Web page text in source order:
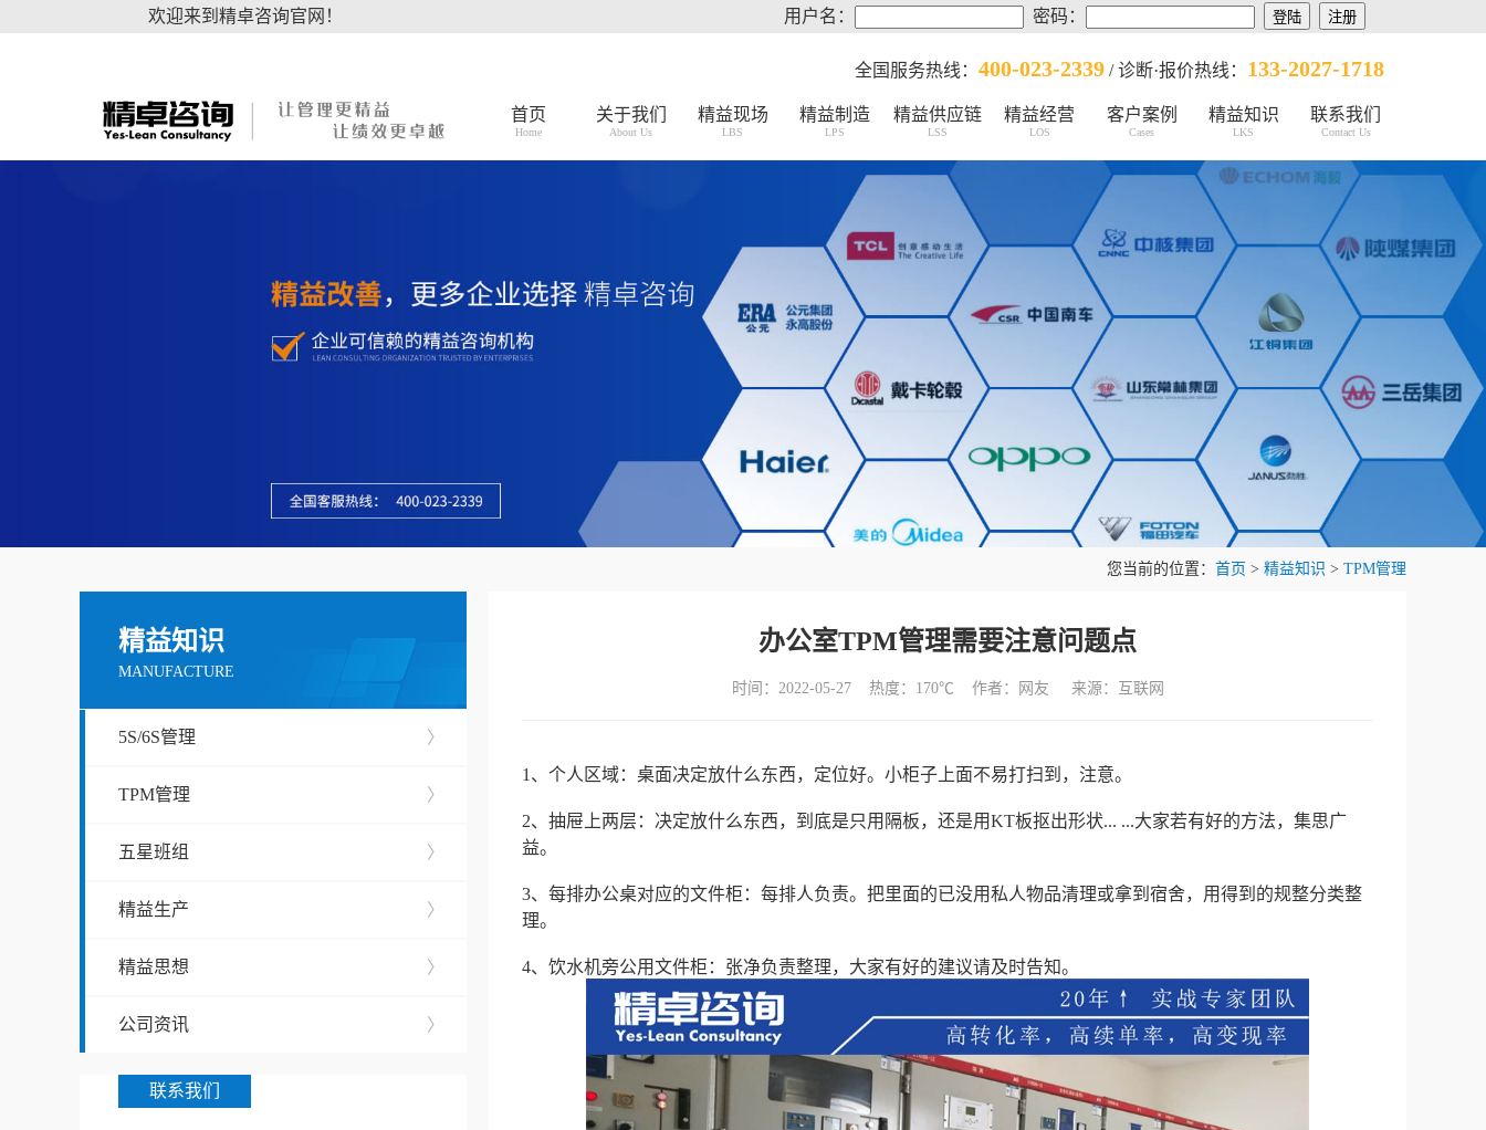
欢迎来到精卓咨询官网！ 用户名： 密码：
全国服务热线： 400-023-2339 / 诊断·报价热线： 133-2027-1718
首页
Home
关于我们
About Us
精益现场
LBS
精益制造
LPS
精益供应链
LSS
精益经营
LOS
客户案例
Cases
精益知识
LKS
联系我们
Contact Us
您当前的位置： 首页 > 精益知识 > TPM管理
精益知识
MANUFACTURE
5S/6S管理 〉
TPM管理 〉
五星班组 〉
精益生产 〉
精益思想 〉
公司资讯 〉
联系我们
办公室TPM管理需要注意问题点
时间：2022-05-27 热度： 170℃ 作者：网友 来源：互联网
1、个人区域：桌面决定放什么东西，定位好。小柜子上面不易打扫到，注意。
2、抽屉上两层：决定放什么东西，到底是只用隔板，还是用KT板抠出形状... ...大家若有好的方法，集思广
益。
3、每排办公桌对应的文件柜：每排人负责。把里面的已没用私人物品清理或拿到宿舍，用得到的规整分类整
理。
4、饮水机旁公用文件柜：张净负责整理，大家有好的建议请及时告知。